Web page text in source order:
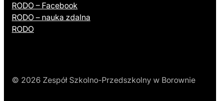
RODO – Facebook
RODO – nauka zdalna
RODO
© 2026 Zespół Szkolno-Przedszkolny w Borownie